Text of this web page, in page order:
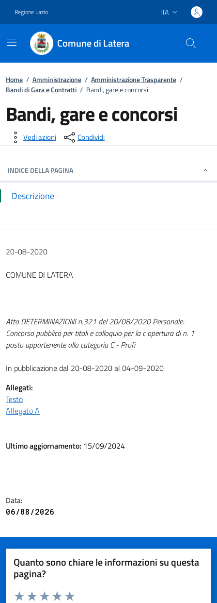
Regione Lazio Lingua attiva:
ITA
Comune di Latera
Home / Amministrazione / Amministrazione Trasparente /
Bandi di Gara e Contratti / Bandi, gare e concorsi
Bandi, gare e concorsi
Dettagli della notizia
Vedi azioni Condividi
INDICE DELLA PAGINA
Descrizione
20-08-2020
COMUNE DI LATERA
Atto DETERMINAZIONI n.321 del 20/08/2020 Personale:
Concorso pubblico per titoli e colloquio per la c opertura di n. 1
posto appartenente alla categoria C - Profi
In pubblicazione dal 20-08-2020 al 04-09-2020
Allegati:
Testo
Allegato A
Ultimo aggiornamento: 15/09/2024
Data:
06/08/2026
Quanto sono chiare le informazioni su questa
pagina?
Valuta da 1 a 5 stelle la pagina
Valuta 4 stelle su 5
Valuta 3 stelle su 5
Valuta 2 stelle su 5
Valuta 1 stelle su 5